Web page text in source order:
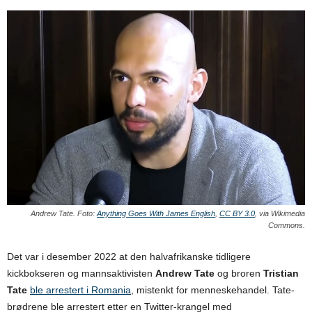
Andrew Tate. Foto: Anything Goes With James English CC BY 3.0 , via Wikimedia
Commons.
Det var i desember 2022 at den halvafrikanske tidligere
kickbokseren og mannsaktivisten Andrew Tate og broren Tristian
Tate ble arrestert i Romania, mistenkt for menneskehandel. Tate-
brødrene ble arrestert etter en Twitter-krangel med